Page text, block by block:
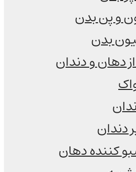
و پن بدن
بدن
دهان و دندان
دندان
کننده دهان